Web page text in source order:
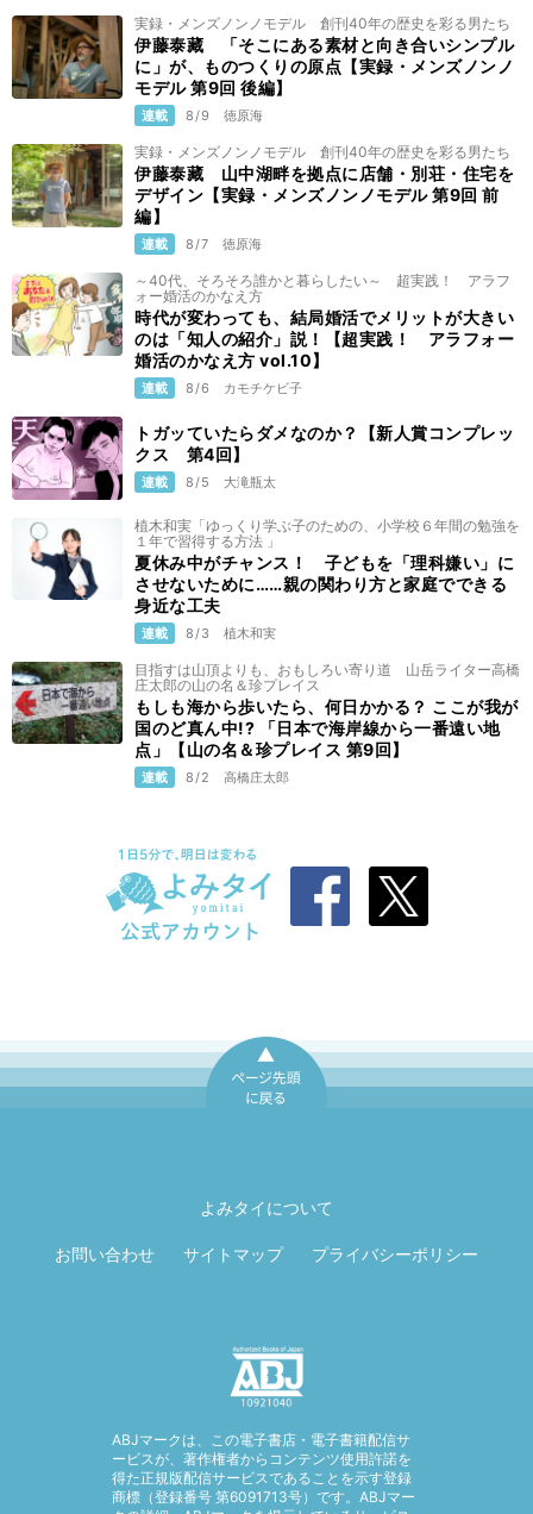
実録・メンズノンノモデル 創刊40年の歴史を彩る男たち
伊藤泰藏 「そこにある素材と向き合いシンプル
に」が、ものつくりの原点【実録・メンズノンノ
モデル 第9回 後編】
連載 8/9 徳原海
実録・メンズノンノモデル 創刊40年の歴史を彩る男たち
伊藤泰藏 山中湖畔を拠点に店舗・別荘・住宅を
デザイン【実録・メンズノンノモデル 第9回 前
編】
連載 8/7 徳原海
～40代、そろそろ誰かと暮らしたい～ 超実践！ アラフ
ォー婚活のかなえ方
時代が変わっても、結局婚活でメリットが大きい
のは「知人の紹介」説！【超実践！ アラフォー
婚活のかなえ方 vol.10】
連載 8/6 カモチケビ子
トガッていたらダメなのか？【新人賞コンプレッ
クス 第4回】
連載 8/5 大滝瓶太
植木和実「ゆっくり学ぶ子のための、小学校６年間の勉強を
１年で習得する方法 」
夏休み中がチャンス！ 子どもを「理科嫌い」に
させないために……親の関わり方と家庭でできる
身近な工夫
連載 8/3 植木和実
目指すは山頂よりも、おもしろい寄り道 山岳ライター高橋
庄太郎の山の名＆珍プレイス
もしも海から歩いたら、何日かかる？ ここが我が
国のど真ん中!? 「日本で海岸線から一番遠い地
点」【山の名＆珍プレイス 第9回】
連載 8/2 高橋庄太郎
よみタイについて
お問い合わせ サイトマップ プライバシーポリシー
ABJマークは、この電子書店・電子書籍配信サ
ービスが、著作権者からコンテンツ使用許諾を
得た正規版配信サービスであることを示す登録
商標（登録番号 第6091713号）です。ABJマー